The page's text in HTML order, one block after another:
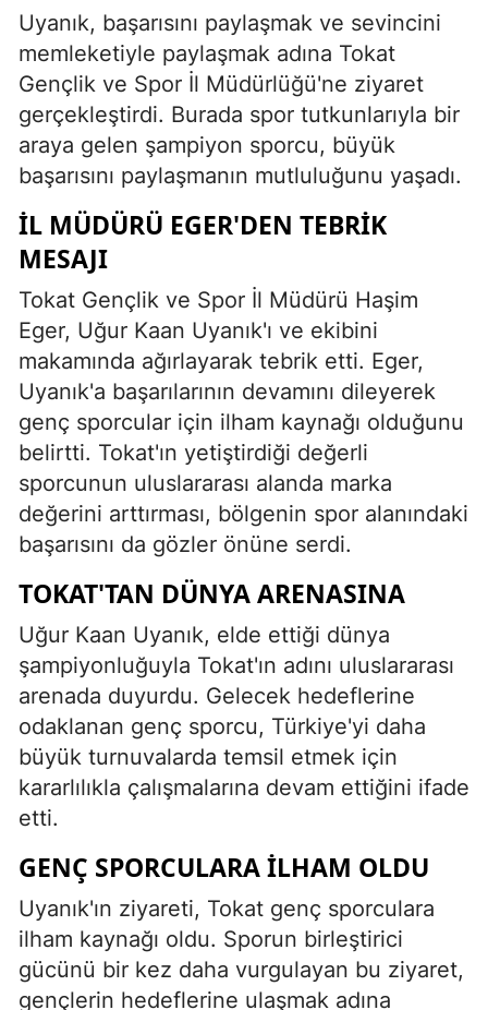
Uyanık, başarısını paylaşmak ve sevincini
memleketiyle paylaşmak adına Tokat
Gençlik ve Spor İl Müdürlüğü'ne ziyaret
gerçekleştirdi. Burada spor tutkunlarıyla bir
araya gelen şampiyon sporcu, büyük
başarısını paylaşmanın mutluluğunu yaşadı.
İL MÜDÜRÜ EGER'DEN TEBRIK
MESAJI
Tokat Gençlik ve Spor İl Müdürü Haşim
Eger, Uğur Kaan Uyanık'ı ve ekibini
makamında ağırlayarak tebrik etti. Eger,
Uyanık'a başarılarının devamını dileyerek
genç sporcular için ilham kaynağı olduğunu
belirtti. Tokat'ın yetiştirdiği değerli
sporcunun uluslararası alanda marka
değerini arttırması, bölgenin spor alanındaki
başarısını da gözler önüne serdi.
TOKAT'TAN DÜNYA ARENASINA
Uğur Kaan Uyanık, elde ettiği dünya
şampiyonluğuyla Tokat'ın adını uluslararası
arenada duyurdu. Gelecek hedeflerine
odaklanan genç sporcu, Türkiye'yi daha
büyük turnuvalarda temsil etmek için
kararlılıkla çalışmalarına devam ettiğini ifade
etti.
GENÇ SPORCULARA İLHAM OLDU
Uyanık'ın ziyareti, Tokat genç sporculara
ilham kaynağı oldu. Sporun birleştirici
gücünü bir kez daha vurgulayan bu ziyaret,
gençlerin hedeflerine ulaşmak adına